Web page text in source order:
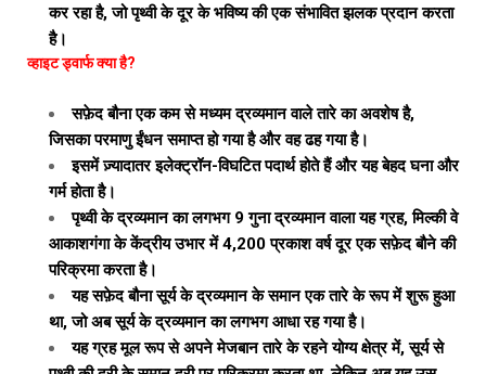
कर रहा है, जो पृथ्वी के दूर के भविष्य की एक संभावित झलक प्रदान करता
है।
व्हाइट ड्वार्फ क्या है?
सफ़ेद बौना एक कम से मध्यम द्रव्यमान वाले तारे का अवशेष है,
जिसका परमाणु ईंधन समाप्त हो गया है और वह ढह गया है।
इसमें ज़्यादातर इलेक्ट्रॉन-विघटित पदार्थ होते हैं और यह बेहद घना और
गर्म होता है।
पृथ्वी के द्रव्यमान का लगभग 9 गुना द्रव्यमान वाला यह ग्रह, मिल्की वे
आकाशगंगा के केंद्रीय उभार में 4,200 प्रकाश वर्ष दूर एक सफ़ेद बौने की
परिक्रमा करता है।
यह सफ़ेद बौना सूर्य के द्रव्यमान के समान एक तारे के रूप में शुरू हुआ
था, जो अब सूर्य के द्रव्यमान का लगभग आधा रह गया है।
यह ग्रह मूल रूप से अपने मेजबान तारे के रहने योग्य क्षेत्र में, सूर्य से